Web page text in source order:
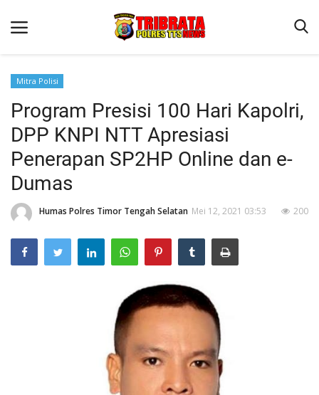
Beranda
Terms & Conditions
Reskrim
Binkam
Lantas
Giat Ops
Polisi Kita
Mitra Polisi
Program Presisi 100 Hari Kapolri,
DPP KNPI NTT Apresiasi
Penerapan SP2HP Online dan e-
Dumas
Humas Polres Timor Tengah Selatan Mei 12, 2021 03:53 200